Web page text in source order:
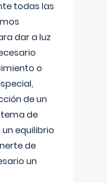
todas las
dar a luz
o
de un
de
equilibrio
de
un